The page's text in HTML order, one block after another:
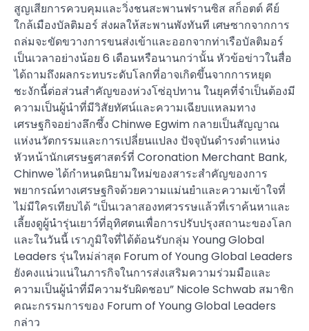
สูญเสียการควบคุมและวิ่งชนสะพานฟรานซิส สก็อตต์ คีย์
ใกล้เมืองบัลติมอร์ ส่งผลให้สะพานพังทันที เศษซากจากการ
ถล่มจะขัดขวางการขนส่งเข้าและออกจากท่าเรือบัลติมอร์
เป็นเวลาอย่างน้อย 6 เดือนหรือนานกว่านั้น หัวข้อข่าวในสื่อ
ได้ถามถึงผลกระทบระดับโลกที่อาจเกิดขึ้นจากการหยุด
ชะงักนี้ต่อส่วนสำคัญของห่วงโซ่อุปทาน ในยุคที่จำเป็นต้องมี
ความเป็นผู้นำที่มีวิสัยทัศน์และความเฉียบแหลมทาง
เศรษฐกิจอย่างลึกซึ้ง Chinwe Egwim กลายเป็นสัญญาณ
แห่งนวัตกรรมและการเปลี่ยนแปลง ปัจจุบันดำรงตำแหน่ง
หัวหน้านักเศรษฐศาสตร์ที่ Coronation Merchant Bank,
Chinwe ได้กำหนดนิยามใหม่ของสาระสำคัญของการ
พยากรณ์ทางเศรษฐกิจด้วยความแม่นยำและความเข้าใจที่
ไม่มีใครเทียบได้ “เป็นเวลาสองทศวรรษแล้วที่เราค้นหาและ
เลี้ยงดูผู้นำรุ่นเยาว์ที่อุทิศตนเพื่อการปรับปรุงสถานะของโลก
และในวันนี้ เราภูมิใจที่ได้ต้อนรับกลุ่ม Young Global
Leaders รุ่นใหม่ล่าสุด Forum of Young Global Leaders
ยังคงแน่วแน่ในภารกิจในการส่งเสริมความร่วมมือและ
ความเป็นผู้นำที่มีความรับผิดชอบ” Nicole Schwab สมาชิก
คณะกรรมการของ Forum of Young Global Leaders
กล่าว